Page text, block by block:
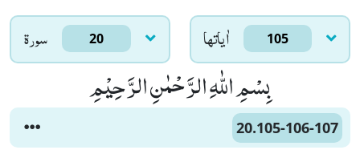
سورۃ 20 اٰياتها 105
بِسْمِ اللّٰهِ الرَّحْمٰنِ الرَّحِیْمِ
20.105-106-107